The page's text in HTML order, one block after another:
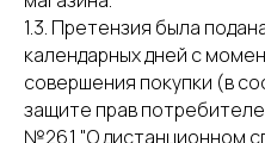
1.3. Претензия была
календарных дней с
совершения покупки (в
защите прав
№26.1 "О дистанционном